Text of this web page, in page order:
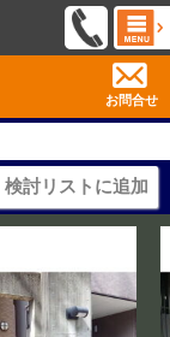
お問合せ
検討リストに追加